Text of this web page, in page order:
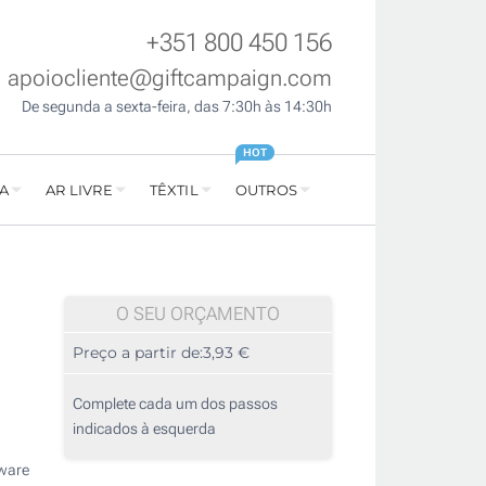
+351 800 450 156
apoiocliente@giftcampaign.com
De segunda a sexta-feira, das 7:30h às 14:30h
AR LIVRE TÊXTIL OUTROS
HOT
O SEU ORÇAMENTO
Preço a partir de:3,93 €
Complete cada um dos passos
indicados à esquerda